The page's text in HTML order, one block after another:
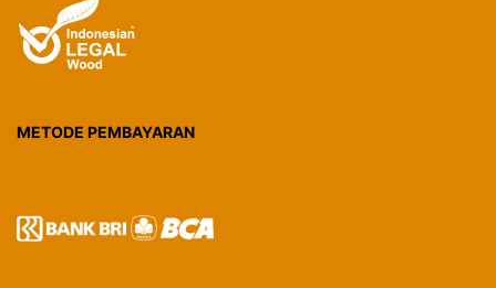
METODE PEMBAYARAN